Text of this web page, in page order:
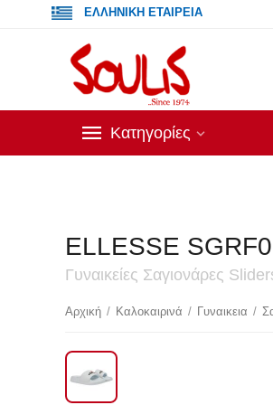
ΕΛΛΗΝΙΚΗ ΕΤΑΙΡΕΙΑ
Κατηγορίες
ELLESSE
Γυναικείες Σαγιονάρες
Αρχική / Καλοκαιρινά / Γυναικεια /